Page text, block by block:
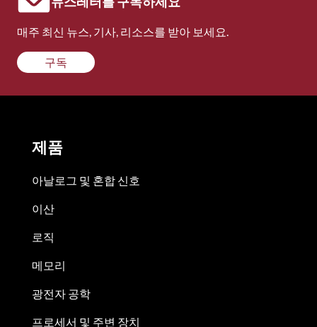
매주 최신 뉴스, 기사, 리소스를 받아 보세요.
구독
제품
아날로그 및 혼합 신호
이산
로직
메모리
광전자 공학
프로세서 및 주변 장치